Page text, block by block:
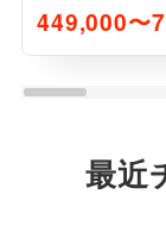
イン9日間
449,000〜
最近